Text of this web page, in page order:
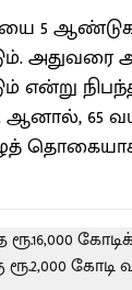
அதுவரை
என்று
ஆனால், 65
தொகையாக